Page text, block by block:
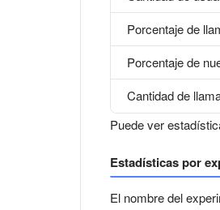
Porcentaje de
Porcentaje de
Cantidad de
Puede ver
Estadísticas por
El nombre del